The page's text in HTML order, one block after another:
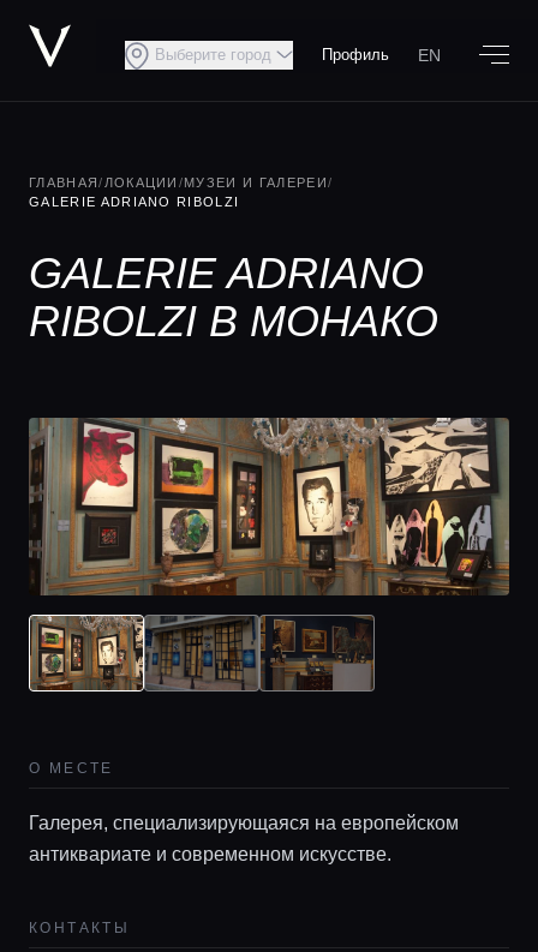
Выберите город Профиль EN
ГЛАВНАЯ/ ЛОКАЦИИ /МУЗЕИ И ГАЛЕРЕИ/
GALERIE ADRIANO RIBOLZI
GALERIE ADRIANO
RIBOLZI В МОНАКО
О МЕСТЕ
Галерея, специализирующаяся на европейском
антиквариате и современном искусстве.
КОНТАКТЫ